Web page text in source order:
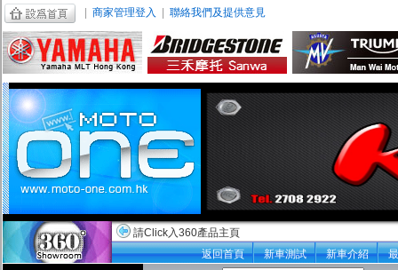
商家管理登入 聯絡我們及提供意見
請Click入360產品主頁
返回首頁
新車測試 新車介紹